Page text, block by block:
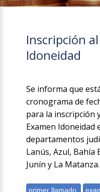
Inscripción
Idoneidad
Se informa que
cronograma de
para la inscripción
Examen Idoneidad
departamentos
Lanús, Azul, Bahía
Junín y La Matanza.